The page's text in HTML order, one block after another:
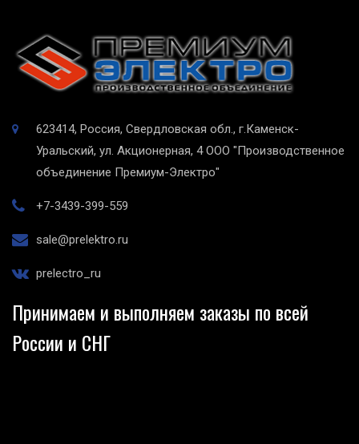
623414, Россия, Свердловская обл., г.Каменск-
Уральский, ул. Акционерная, 4 ООО "Производственное
объединение Премиум-Электро"
+7-3439-399-559
sale@prelektro.ru
prelectro_ru
Принимаем и выполняем заказы по всей
России и СНГ